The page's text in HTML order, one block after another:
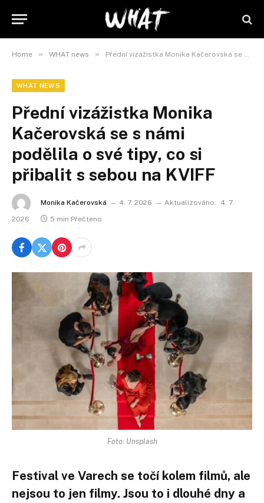
Home » WHAT news » Přední vizážistka Monika Kačerovská se s námi podělila o své tipy, co si přibalit s sebou na KVIFF
WHAT NEWS
Přední vizážistka Monika
Kačerovská se s námi
podělila o své tipy, co si
přibalit s sebou na KVIFF
Monika Kačerovská 4. 7. 2026 Aktualizováno:
4. 7.
2026
5 min Přečteno
Foto: Unsplash
Festival ve Varech se točí kolem filmů, ale
nejsou to jen filmy. Jsou to i dlouhé dny a